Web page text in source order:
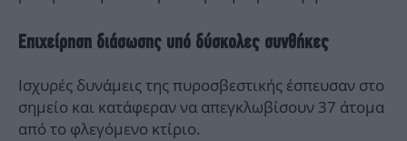
Επιχείρηση διάσωσης υπό δύσκολες συνθήκες
Ισχυρές δυνάμεις της πυροσβεστικής έσπευσαν στο
σημείο και κατάφεραν να απεγκλωβίσουν 37 άτομα
από το φλεγόμενο κτίριο.